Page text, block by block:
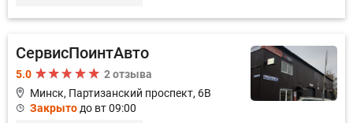
СервисПоинтАвто
5.0
2 отзыва
Минск, Партизанский проспект, 6В
Закрыто до вт 09:00